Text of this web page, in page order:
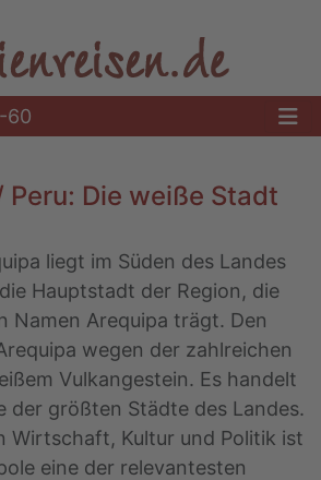
60
Peru: Die weiße Stadt
liegt im Süden des Landes
Hauptstadt der Region, die
Namen Arequipa trägt. Den
wegen der zahlreichen
Vulkangestein. Es handelt
der größten Städte des Landes.
Wirtschaft, Kultur und Politik ist
eine der relevantesten